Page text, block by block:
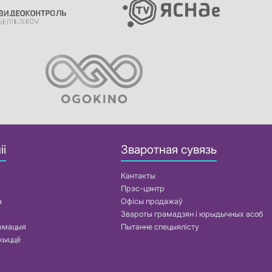
Зваротная сувязь
Кантакты
Прэс-цэнтр
Офісы продажаў
Звароты грамадзян і юрыдычных асоб
Пытанне спецыялісту